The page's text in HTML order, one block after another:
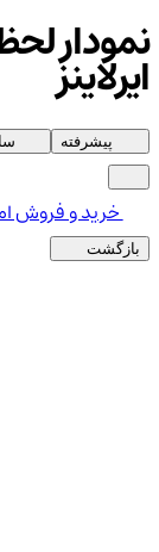
نمودار
ایرلاینز
پیشرفته
خرید و فروش
بازگشت